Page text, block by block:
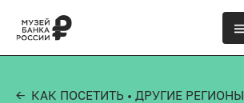
← КАК ПОСЕТИТЬ • ДРУГИЕ РЕГИОНЫ